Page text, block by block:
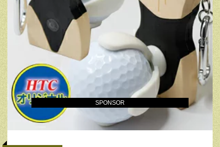
SPONSOR